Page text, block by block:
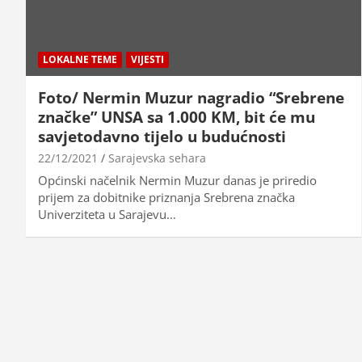
LOKALNE TEME VIJESTI
Foto/ Nermin Muzur nagradio “Srebrene
značke” UNSA sa 1.000 KM, bit će mu
savjetodavno tijelo u budućnosti
22/12/2021 Sarajevska sehara
Općinski načelnik Nermin Muzur danas je priredio
prijem za dobitnike priznanja Srebrena značka
Univerziteta u Sarajevu…